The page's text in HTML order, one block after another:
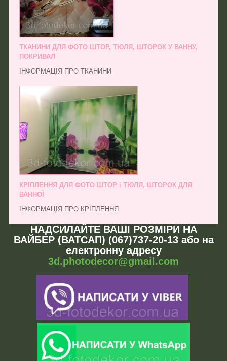
ТКАНИНИ ДЛЯ ФОТО ШТОР, ТЮЛЯ, ШТОРОК У ВАННУ,
ПОКРИВАЛ
ІНФОРМАЦІЯ ПРО ТКАНИНИ
КРІПЛЕННЯ ДЛЯ ФОТО ШТОР і ТЮЛЯ, ШТОРОК ДЛЯ
ВАННОЇ
ІНФОРМАЦІЯ ПРО КРІПЛЕННЯ
НАДСИЛАЙТЕ ВАШІ РОЗМІРИ НА
ВАЙБЕР (ВАТСАП) (067)737-20-13 або на
електронну адресу
3d.photodecor@gmail.com